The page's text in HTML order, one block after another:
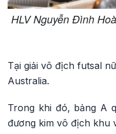
HLV Nguyễn Đình
Tại giải vô địch futsal
Australia.
Trong khi đó, bảng A
đương kim vô địch khu